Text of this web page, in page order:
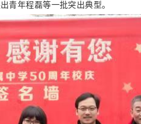
青年程磊等一批突出典型。